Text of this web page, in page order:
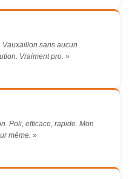
sans aucun
Vraiment pro. »
Poli, efficace, rapide. Mon
même. »